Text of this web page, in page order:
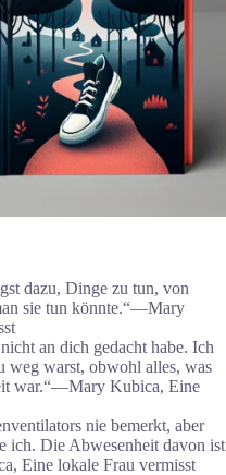
dazu, Dinge zu tun, von
sie tun könnte.“―Mary
an dich gedacht habe. Ich
weg warst, obwohl alles, was
war.“―Mary Kubica, Eine
nie bemerkt, aber
ich. Die Abwesenheit davon ist
Eine lokale Frau vermisst